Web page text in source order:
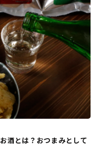
酒とは？おつまみとして